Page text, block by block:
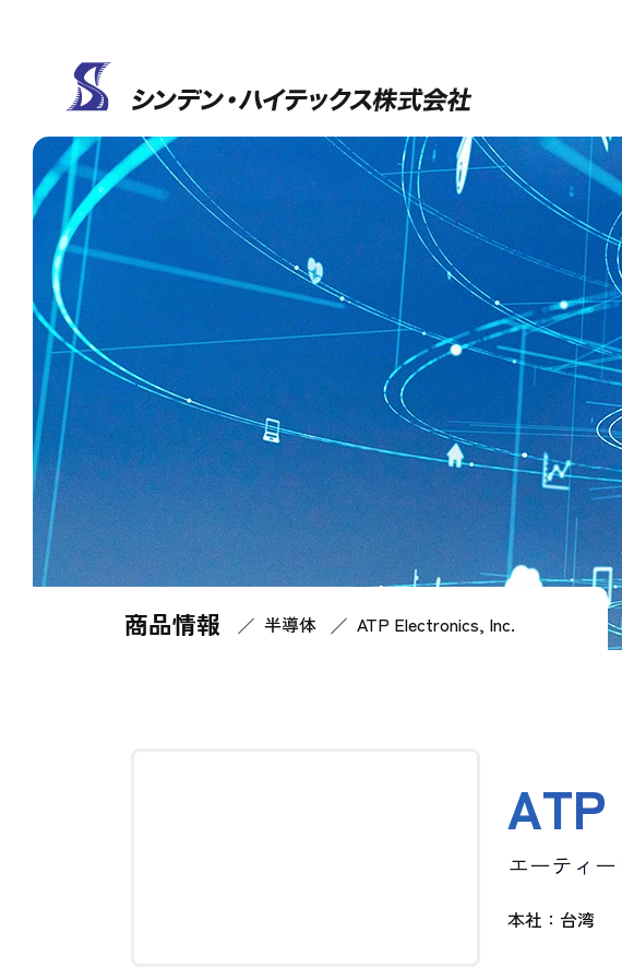
商品情報 Home商品情報
半導体 ATP Electronics, Inc.
エーティ
本社：台湾